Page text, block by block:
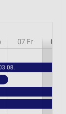
07 Fr 08